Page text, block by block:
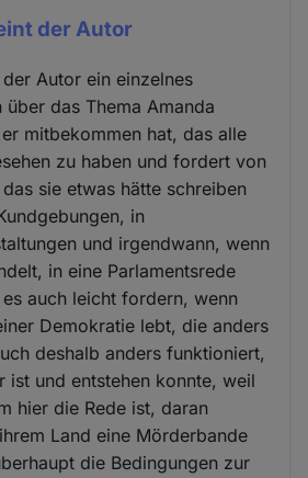
der Autor
Autor ein einzelnes
das Thema Amanda
mitbekommen hat, das alle
zu haben und fordert von
sie etwas hätte schreiben
in
und irgendwann, wenn
in eine Parlamentsrede
auch leicht fordern, wenn
Demokratie lebt, die anders
deshalb anders funktioniert,
ist und entstehen konnte, weil
hier die Rede ist, daran
Land eine Mörderbande
die Bedingungen zur